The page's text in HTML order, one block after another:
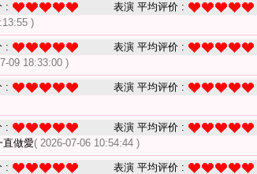
: 表演 平均评价 :
)
: 表演 平均评价 :
09 18:33:00 )
: 表演 平均评价 :
: 表演 平均评价 :
直做愛( 2026-07-06 10:54:44 )
: 表演 平均评价 :